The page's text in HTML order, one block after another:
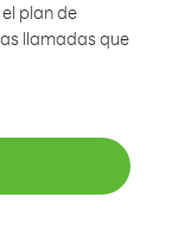
plan de
llamadas que